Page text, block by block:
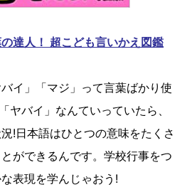
達人！ 超こども言いかえ図鑑
イ」「マジ」って言葉ばかり使
ヤバイ」なんていっていたら、
!日本語はひとつの意味をたくさ
ができるんです。学校行事をつ
表現を学んじゃおう!